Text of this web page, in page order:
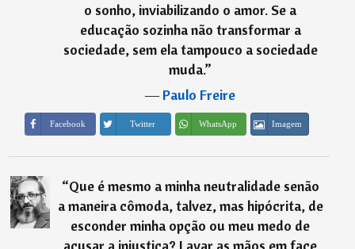
o sonho, inviabilizando o amor. Se a
educação sozinha não transformar a
sociedade, sem ela tampouco a sociedade
muda.”
―Paulo Freire
Facebook Twitter WhatsApp Imagem
“Que é mesmo a minha neutralidade senão
a maneira cômoda, talvez, mas hipócrita, de
esconder minha opção ou meu medo de